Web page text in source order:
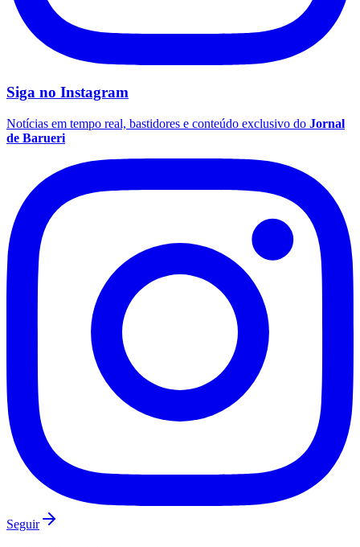
São Paulo
Santos
Siga no Instagram
Notícias em tempo real, bastidores e conteúdo exclusivo do Jornal
de Barueri
Seguir